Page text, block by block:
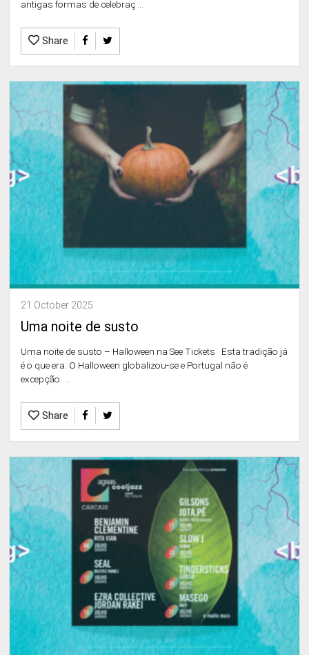
antigas formas de celebraç ...
Share
21 October 2025
Uma noite de susto
Uma noite de susto – Halloween na See Tickets Esta tradição já
é o que era. O Halloween globalizou-se e Portugal não é
excepção. ...
Share